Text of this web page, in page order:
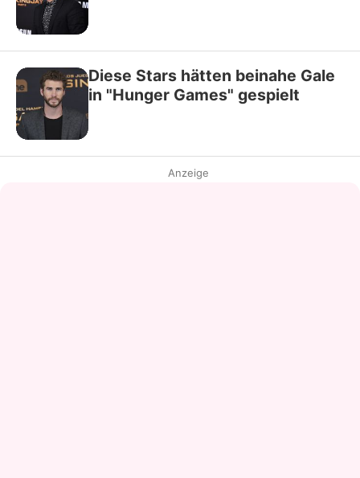
Diese Stars hätten beinahe Gale
in "Hunger Games" gespielt
Anzeige